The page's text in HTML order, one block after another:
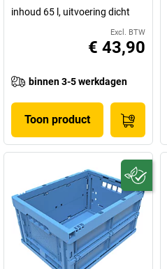
inhoud 65 l, uitvoering dicht
Excl. BTW
€ 43,90
binnen 3-5 werkdagen
Toon product